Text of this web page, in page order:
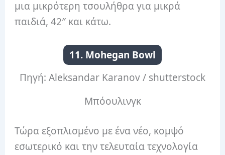
μια μικρότερη τσουλήθρα για μικρά
παιδιά, 42″ και κάτω.
11. Mohegan Bowl
Πηγή: Aleksandar Karanov / shutterstock
Μπόουλινγκ
Τώρα εξοπλισμένο με ένα νέο, κομψό
εσωτερικό και την τελευταία τεχνολογία